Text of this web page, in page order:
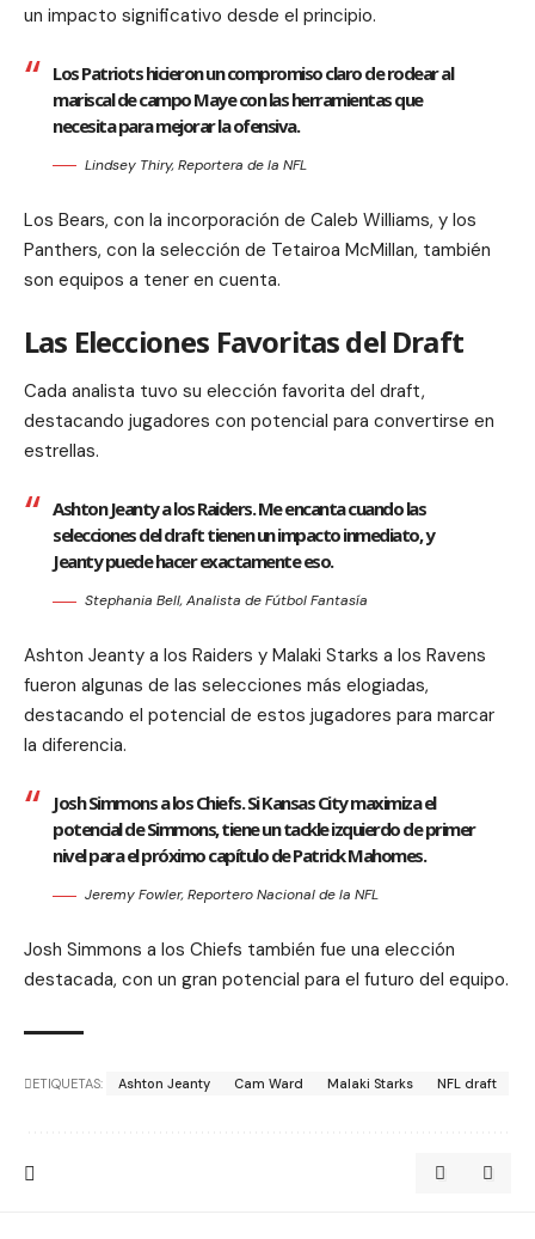
un impacto significativo desde el principio.
Los Patriots hicieron un compromiso claro de rodear al
mariscal de campo Maye con las herramientas que
necesita para mejorar la ofensiva.
Lindsey Thiry, Reportera de la NFL
Los Bears, con la incorporación de Caleb Williams, y los
Panthers, con la selección de Tetairoa McMillan, también
son equipos a tener en cuenta.
Las Elecciones Favoritas del Draft
Cada analista tuvo su elección favorita del draft,
destacando jugadores con potencial para convertirse en
estrellas.
Ashton Jeanty a los Raiders. Me encanta cuando las
selecciones del draft tienen un impacto inmediato, y
Jeanty puede hacer exactamente eso.
Stephania Bell, Analista de Fútbol Fantasía
Ashton Jeanty a los Raiders y Malaki Starks a los Ravens
fueron algunas de las selecciones más elogiadas,
destacando el potencial de estos jugadores para marcar
la diferencia.
Josh Simmons a los Chiefs. Si Kansas City maximiza el
potencial de Simmons, tiene un tackle izquierdo de primer
nivel para el próximo capítulo de Patrick Mahomes.
Jeremy Fowler, Reportero Nacional de la NFL
Josh Simmons a los Chiefs también fue una elección
destacada, con un gran potencial para el futuro del equipo.
ETIQUETAS: Ashton Jeanty Cam Ward Malaki Starks NFL draft